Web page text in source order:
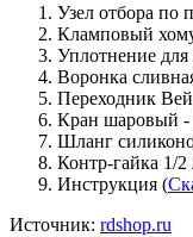
Узел отбора по
Кламповый
Уплотнение
Воронка
Переходник
Кран шаровый -
Шланг
Контр-гайка 1/2
Инструкция (
Источник: rdshop.ru